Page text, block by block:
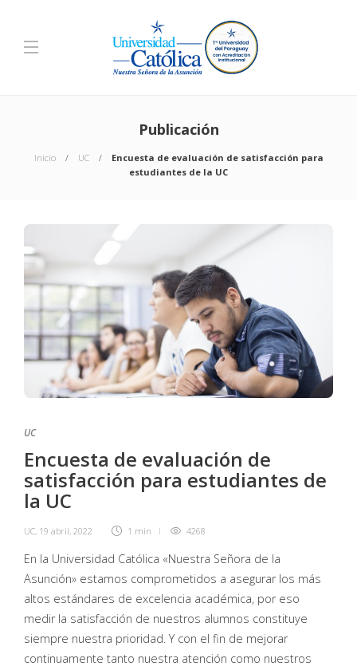
Publicación
Inicio UC
Encuesta de evaluación de satisfacción para
estudiantes de la UC
UC
Encuesta de evaluación de
satisfacción para estudiantes de
la UC
UC, 19 abril, 2022 1 min 4268
En la Universidad Católica «Nuestra Señora de la
Asunción» estamos comprometidos a asegurar los más
altos estándares de excelencia académica, por eso
medir la satisfacción de nuestros alumnos constituye
siempre nuestra prioridad. Y con el fin de mejorar
continuamente tanto nuestra atención como nuestros